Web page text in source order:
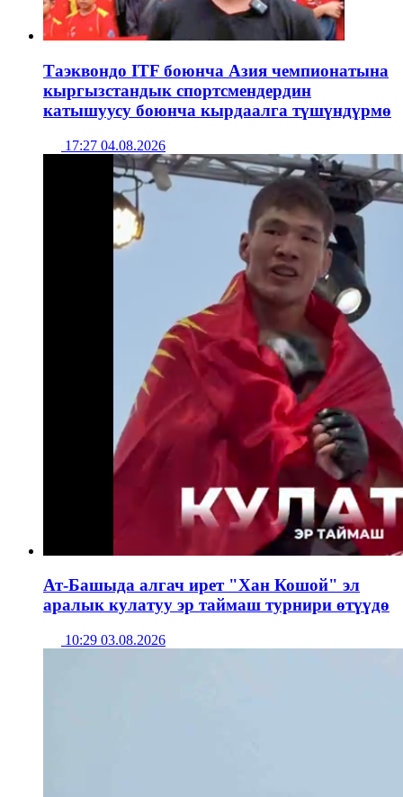
Таэквондо ITF боюнча Азия чемпионатына
кыргызстандык спортсмендердин
катышуусу боюнча кырдаалга түшүндүрмө
17:27 04.08.2026
Ат-Башыда алгач ирет "Хан Кошой" эл
аралык кулатуу эр таймаш турнири өтүүдө
10:29 03.08.2026